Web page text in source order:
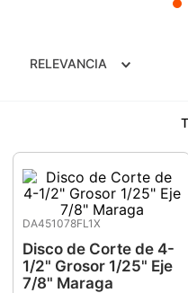
RELEVANCIA
DA451078FL1X
Disco de Corte de 4-
1/2" Grosor 1/25" Eje
7/8" Maraga
2
8